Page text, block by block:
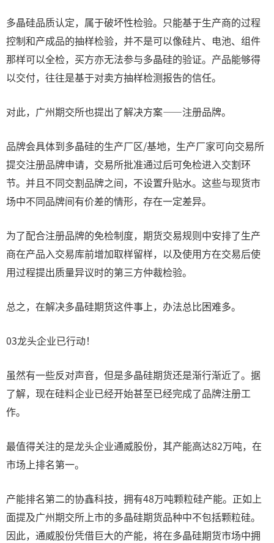
多晶硅品质认定，属于破坏性检验。只能基于生产商的过程
控制和产成品的抽样检验，并不是可以像硅片、电池、组件
那样可以全检，买方亦无法参与多晶硅的验证。产品能够得
以交付，往往是基于对卖方抽样检测报告的信任。
对此，广州期交所也提出了解决方案——注册品牌。
品牌会具体到多晶硅的生产厂区/基地，生产厂家可向交易所
提交注册品牌申请，交易所批准通过后可免检进入交割环
节。并且不同交割品牌之间，不设置升贴水。这些与现货市
场中不同品牌间有价差的情形，存在一定差异。
为了配合注册品牌的免检制度，期货交易规则中安排了生产
商在产品入交易库前增加取样留样，以及使用方在交易后使
用过程提出质量异议时的第三方仲裁检验。
总之，在解决多晶硅期货这件事上，办法总比困难多。
03龙头企业已行动！
虽然有一些反对声音，但是多晶硅期货还是渐行渐近了。据
了解，现在硅料企业已经开始甚至已经完成了品牌注册工
作。
最值得关注的是龙头企业通威股份，其产能高达82万吨，在
市场上排名第一。
产能排名第二的协鑫科技，拥有48万吨颗粒硅产能。正如上
面提及广州期交所上市的多晶硅期货品种中不包括颗粒硅。
因此，通威股份凭借巨大的产能，将在多晶硅期货市场中拥